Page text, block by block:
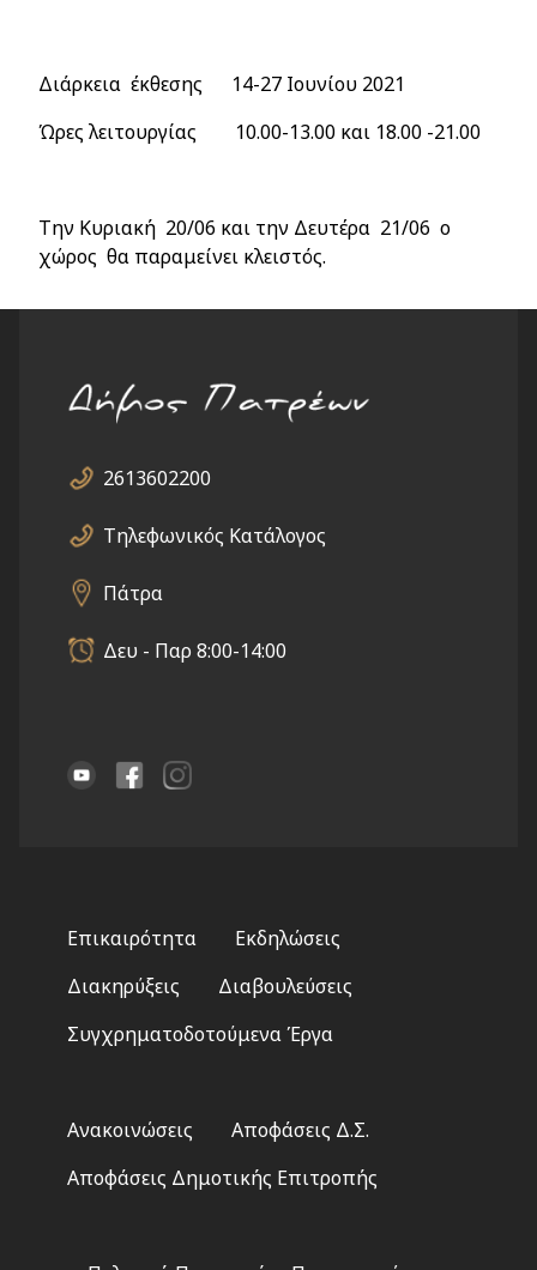
Διάρκεια έκθεσης 14-27 Ιουνίου 2021
Ώρες λειτουργίας 10.00-13.00 και 18.00 -21.00
Την Κυριακή 20/06 και την Δευτέρα 21/06 ο
χώρος θα παραμείνει κλειστός.
2613602200
Τηλεφωνικός Κατάλογος
Πάτρα
Δευ - Παρ 8:00-14:00
menu
Επικαιρότητα
Εκδηλώσεις
Διακηρύξεις
Διαβουλεύσεις
Συγχρηματοδοτούμενα Έργα
2
Ανακοινώσεις
Αποφάσεις Δ.Σ.
Αποφάσεις Δημοτικής Επιτροπής